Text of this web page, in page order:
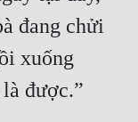
đang chửi
xuống
được.”